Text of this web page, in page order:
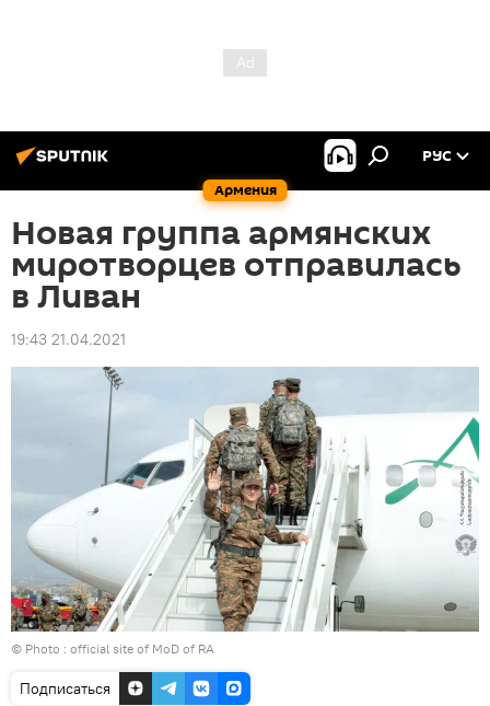
Армения
РУС
Новая группа армянских
миротворцев отправилась
в Ливан
19:43 21.04.2021
© Photo : official site of MoD of RA
Подписаться